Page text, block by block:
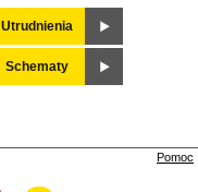
Utrudnienia
Schematy
Pomoc